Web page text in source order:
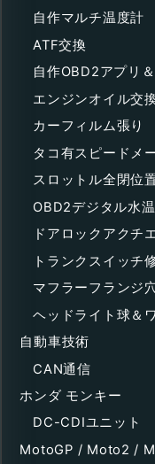
自作マルチ温度計
ATF交換
自作OBD2アプリ
エンジンオイル交
カーフィルム張り
タコ有スピードメ
スロットル全閉位
OBD2デジタル水
ドアロックアクチ
トランクスイッチ
マフラーフランジ
ヘッドライト球＆
自動車技術
CAN通信
ホンダ モンキー
DC-CDIユニット
MotoGP / Moto2 /